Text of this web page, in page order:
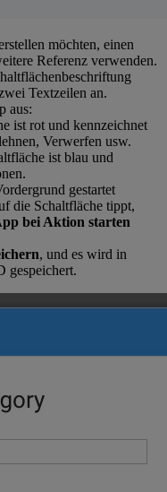
möchten, einen
Referenz verwenden.
Textzeilen an.
aus:
ist rot und kennzeichnet
Verwerfen usw.
ist blau und
gestartet
die Schaltfläche tippt,
bei Aktion starten
, und es wird in
gespeichert.